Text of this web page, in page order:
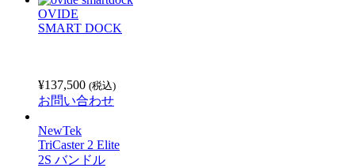
OVIDE
SMART DOCK
¥137,500 (税込)
お問い合わせ
NewTek
TriCaster 2 Elite
2S バンドル